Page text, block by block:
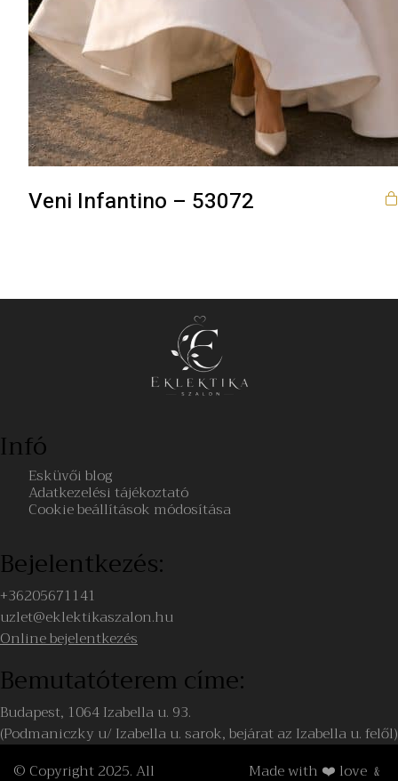
Veni Infantino – 53072
Infó
Esküvői blog
Adatkezelési tájékoztató
Cookie beállítások módosítása
Bejelentkezés:
+36205671141
uzlet@eklektikaszalon.hu
Online bejelentkezés
Bemutatóterem címe:
Budapest, 1064 Izabella u. 93.
(Podmaniczky u/ Izabella u. sarok, bejárat az Izabella u. felől)
© Copyright 2025. All
Made with ❤️ love ﹠